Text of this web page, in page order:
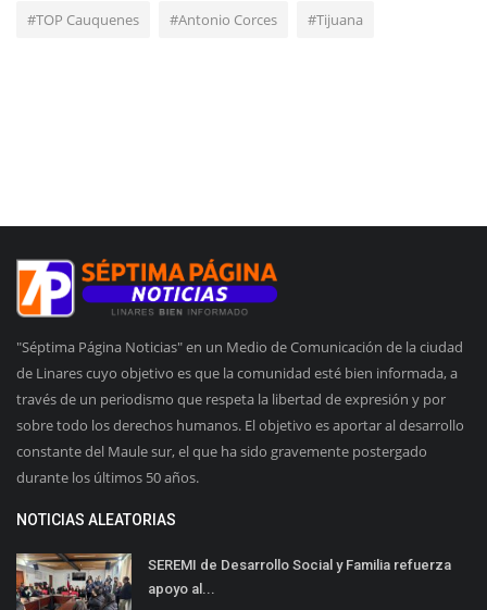
#TOP Cauquenes #Antonio Corces #Tijuana
"Séptima Página Noticias" en un Medio de Comunicación de la ciudad
de Linares cuyo objetivo es que la comunidad esté bien informada, a
través de un periodismo que respeta la libertad de expresión y por
sobre todo los derechos humanos. El objetivo es aportar al desarrollo
constante del Maule sur, el que ha sido gravemente postergado
durante los últimos 50 años.
NOTICIAS ALEATORIAS
SEREMI de Desarrollo Social y Familia refuerza
apoyo al...